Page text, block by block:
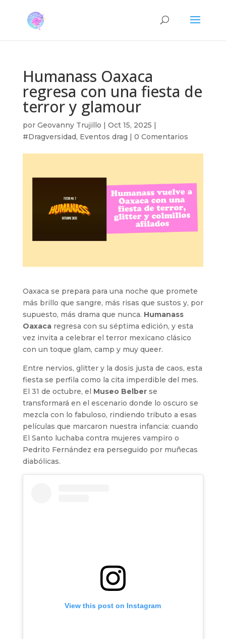
Humanass Oaxaca
regresa con una fiesta de
terror y glamour
por Geovanny Trujillo | Oct 15, 2025 |
#Dragversidad, Eventos drag | 0 Comentarios
Oaxaca se prepara para una noche que promete
más brillo que sangre, más risas que sustos y, por
supuesto, más drama que nunca. Humanass
Oaxacaregresa con su séptima edición, y esta
vez invita a celebrar el terror mexicano clásico
con un toque glam, camp y muy queer.
Entre nervios, glitter y la dosis justa de caos, esta
fiesta se perfila como la cita imperdible del mes.
El 31 de octubre, el Museo Belberse
transformará en el escenario donde lo oscuro se
mezcla con lo fabuloso, rindiendo tributo a esas
películas que marcaron nuestra infancia: cuando
El Santo luchaba contra mujeres vampiro o
Pedrito Fernández era perseguido por muñecas
diabólicas.
View this post on Instagram